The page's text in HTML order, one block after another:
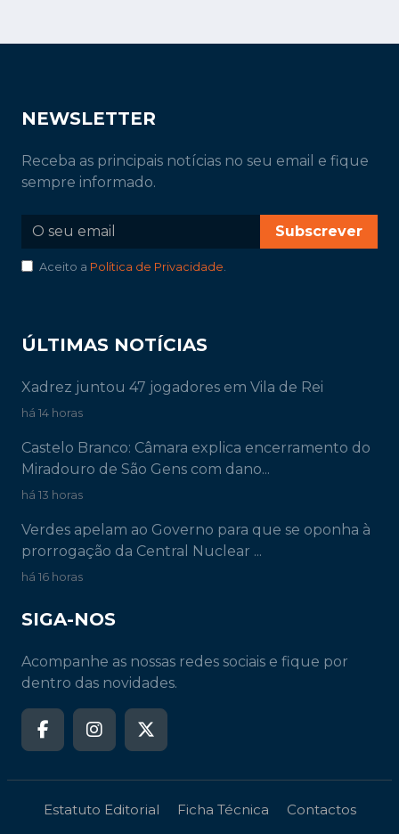
NEWSLETTER
Receba as principais notícias no seu email e fique
sempre informado.
Subscrever
Aceito a Política de Privacidade
ÚLTIMAS NOTÍCIAS
Xadrez juntou 47 jogadores em Vila de Rei
há 14 horas
Castelo Branco: Câmara explica encerramento do
Miradouro de São Gens com dano...
há 13 horas
Verdes apelam ao Governo para que se oponha à
prorrogação da Central Nuclear ...
há 16 horas
SIGA-NOS
Acompanhe as nossas redes sociais e fique por
dentro das novidades.
Estatuto Editorial Ficha Técnica
Contactos